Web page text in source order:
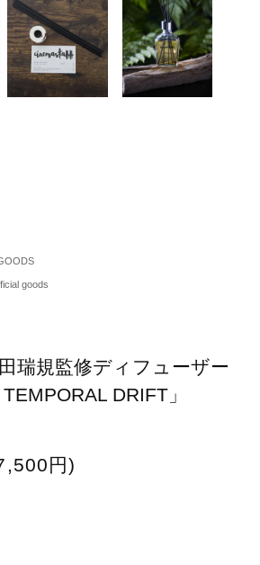
goods
瑞規監修ディフューザー
TEMPORAL DRIFT」
円)